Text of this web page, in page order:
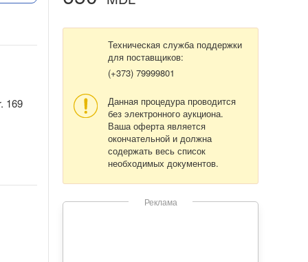
Техническая служба поддержки
для поставщиков:
(+373) 79999801
Данная процедура проводится
без электронного аукциона.
Ваша оферта является
окончательной и должна
содержать весь список
необходимых документов.
Реклама
169